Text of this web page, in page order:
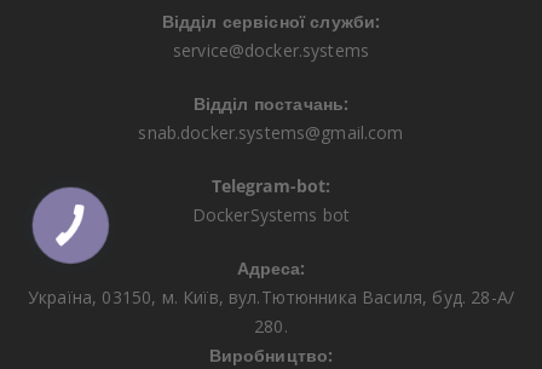
Відділ сервісної служби:
service@docker.systems
Відділ постачань:
snab.docker.systems@gmail.com
Telegram-bot:
DockerSystems bot
Адреса:
Україна, 03150, м. Київ, вул.Тютюнника Василя, буд. 28-А/
280.
Виробництво: